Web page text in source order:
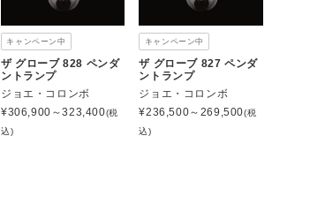
キャンペーン中
ザ グローブ 828 ペンダ
ントランプ
ジョエ・コロンボ
¥306,900～323,400(税
込)
キャンペーン中
ザ グローブ 827 ペンダ
ントランプ
ジョエ・コロンボ
¥236,500～269,500(税
込)